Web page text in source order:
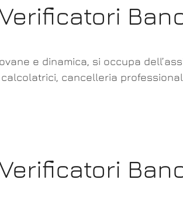
e dinamica, si occupa
cancelleria